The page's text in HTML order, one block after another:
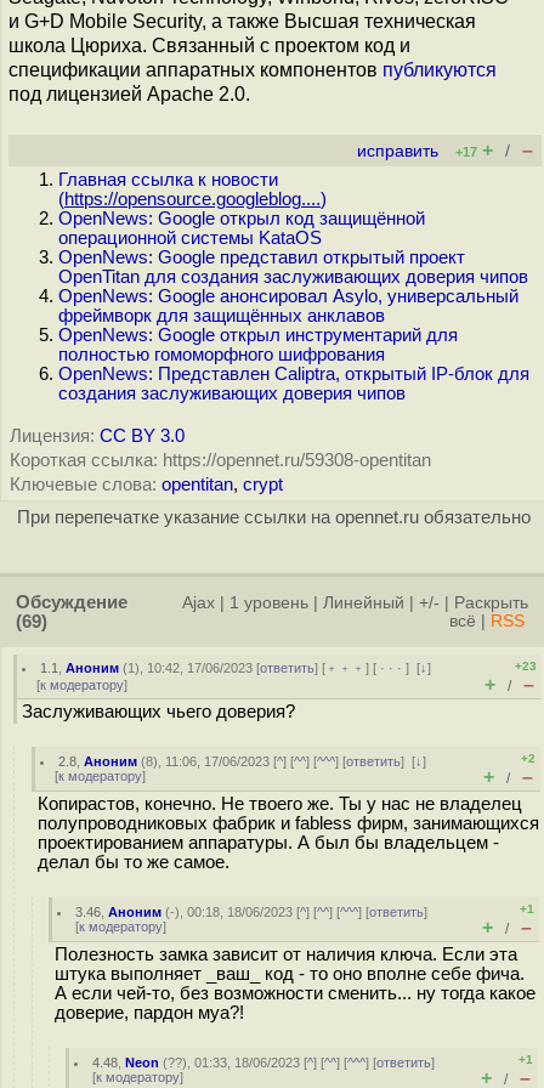
и G+D Mobile Security, а также Высшая техническая
школа Цюриха. Связанный с проектом код и
спецификации аппаратных компонентов публикуются
под лицензией Apache 2.0.
исправить +17 + / –
Главная ссылка к новости
(https://opensource.googleblog....)
OpenNews: Google открыл код защищённой
операционной системы KataOS
OpenNews: Google представил открытый проект
OpenTitan для создания заслуживающих доверия чипов
OpenNews: Google анонсировал Asylo, универсальный
фреймворк для защищённых анклавов
OpenNews: Google открыл инструментарий для
полностью гомоморфного шифрования
OpenNews: Представлен Caliptra, открытый IP-блок для
создания заслуживающих доверия чипов
Лицензия: CC BY 3.0
Короткая ссылка: https://opennet.ru/59308-opentitan
Ключевые слова: opentitan, crypt
При перепечатке указание ссылки на opennet.ru обязательно
Обсуждение
(69)
Ajax 1 уровень Линейный +/-
Раскрыть
всё
RSS
1.1 ,Аноним (1), 10:42, 17/06/2023 [ответить] [ ﹢﹢﹢] [ · · ·][↓]
[к модератору]
+23
+ / –
Заслуживающих чьего доверия?
2.8 ,Аноним (8), 11:06, 17/06/2023 [^] [^^] [^^^] [ответить][↓]
[к модератору]
+2
+ / –
Копирастов, конечно. Не твоего же. Ты у нас не владелец
полупроводниковых фабрик и fabless фирм, занимающихся
проектированием аппаратуры. А был бы владельцем -
делал бы то же самое.
3.46 ,Аноним (-), 00:18, 18/06/2023 [^] [^^] [^^^] [ответить]
[к модератору]
+1
+ / –
Полезность замка зависит от наличия ключа. Если эта
штука выполняет _ваш_ код - то оно вполне себе фича.
А если чей-то, без возможности сменить... ну тогда какое
доверие, пардон муа?!
4.48 ,Neon (??), 01:33, 18/06/2023 [^] [^^] [^^^] [ответить]
[к модератору]
+1
+ / –